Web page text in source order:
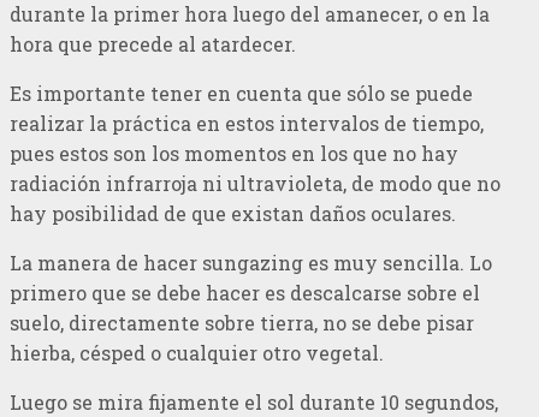
durante la primer hora luego del amanecer, o en la
hora que precede al atardecer.
Es importante tener en cuenta que sólo se puede
realizar la práctica en estos intervalos de tiempo,
pues estos son los momentos en los que no hay
radiación infrarroja ni ultravioleta, de modo que no
hay posibilidad de que existan daños oculares.
La manera de hacer sungazing es muy sencilla. Lo
primero que se debe hacer es descalcarse sobre el
suelo, directamente sobre tierra, no se debe pisar
hierba, césped o cualquier otro vegetal.
Luego se mira fijamente el sol durante 10 segundos,